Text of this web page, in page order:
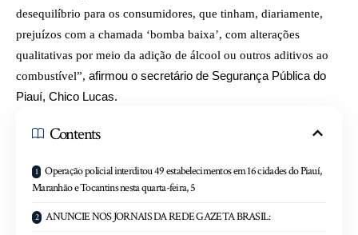
desequilíbrio para os consumidores, que tinham, diariamente,
prejuízos com a chamada ‘bomba baixa’, com alterações
qualitativas por meio da adição de álcool ou outros aditivos ao
combustível”, afirmou o secretário de Segurança Pública do
Piauí, Chico Lucas.
Contents
Operação policial interditou 49 estabelecimentos em 16 cidades do Piauí,
Maranhão e Tocantins nesta quarta-feira, 5
ANUNCIE NOS JORNAIS DA REDE GAZETA BRASIL: